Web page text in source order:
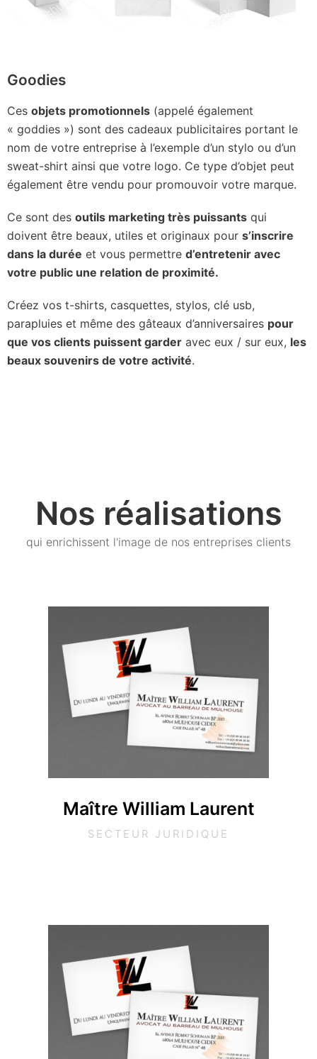
Goodies
Ces objets promotionnels (appelé également
« goddies ») sont des cadeaux publicitaires portant le
nom de votre entreprise à l’exemple d’un stylo ou d’un
sweat-shirt ainsi que votre logo. Ce type d’objet peut
également être vendu pour promouvoir votre marque.
Ce sont des outils marketing très puissants qui
doivent être beaux, utiles et originaux pour s’inscrire
dans la durée et vous permettre d’entretenir avec
votre public une relation de proximité.
Créez vos t-shirts, casquettes, stylos, clé usb,
parapluies et même des gâteaux d’anniversaires pour
que vos clients puissent garder avec eux / sur eux, les
beaux souvenirs de votre activité.
Nos réalisations
qui enrichissent l'image de nos entreprises clients
Maître William Laurent
SECTEUR JURIDIQUE